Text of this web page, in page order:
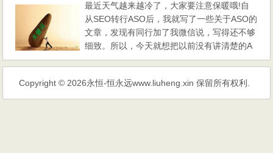
最近天气越来越冷了，大家要注意保暖哦!自
从SEO转行ASO后，我就写了一些关于ASO的
文章，发现有同行加了我微信说，写得还不够
细致。所以，今天就想把以前没有讲清楚的A
SO关键词部分，全方位的展开来说一下，文
词 SEO人会经常自己挖掘一些长尾词，一般
常用的做法是关注本行业即时出现的热点新
Copyright © 2026永恒-恒永远www.liuheng.xin 保留所有权利.